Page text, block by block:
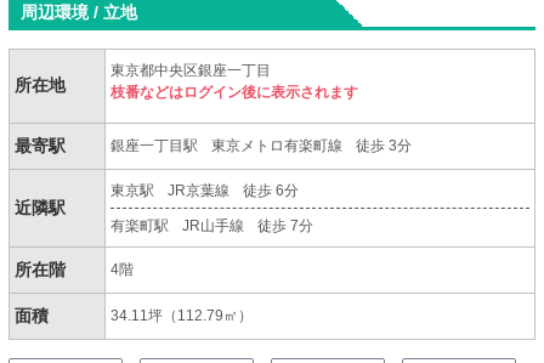
周辺環境 / 立地
所在地
東京都中央区銀座一丁目
枝番などはログイン後に表示されます
最寄駅 銀座一丁目駅 東京メトロ有楽町線 徒歩 3分
近隣駅
東京駅 JR京葉線 徒歩 6分
有楽町駅 JR山手線 徒歩 7分
所在階 4階
面積 34.11坪（112.79㎡）